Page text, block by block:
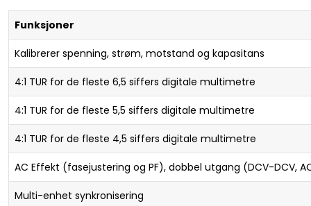
Funksjoner
Kalibrerer spenning, strøm, motstand og kapasitans
4:1 TUR for de fleste 6,5 siffers digitale multimetre
4:1 TUR for de fleste 5,5 siffers digitale multimetre
4:1 TUR for de fleste 4,5 siffers digitale multimetre
AC Effekt (fasejustering og PF), dobbel utgang (DCV-DCV,
Multi-enhet synkronisering